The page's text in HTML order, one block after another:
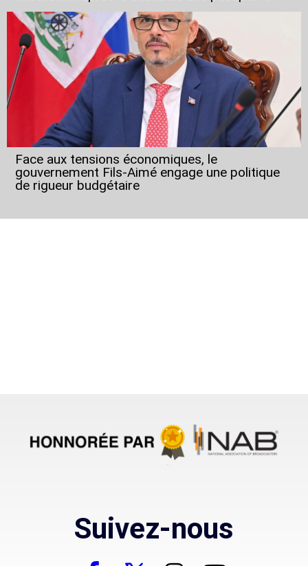
Face aux tensions économiques, le
gouvernement Fils-Aimé engage une politique
de rigueur budgétaire
Suivez-nous